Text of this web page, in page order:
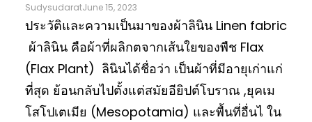
SudysudaratJune 15, 2023
ประวัติและความเป็นมาของผ้าลินิน Linen fabric
ผ้าลินิน คือผ้าที่ผลิกตจากเส้นใยของพืช Flax
(Flax Plant) ลินินได้ชื่อว่า เป็นผ้าที่มีอายุเก่าแก่
ที่สุด ย้อนกลับไปตั้งแต่สมัยอียิปต์โบราณ ,ยุคเม
โสโปเตเมีย (Mesopotamia) และพื้นที่อื่นไ ใน